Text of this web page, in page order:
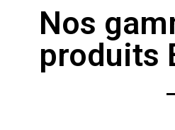
Nos
produits